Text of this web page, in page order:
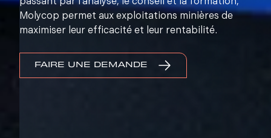
passant par l'analyse, le conseil et la formation,
Molycop permet aux exploitations minières de
maximiser leur efficacité et leur rentabilité.
FAIRE UNE DEMANDE